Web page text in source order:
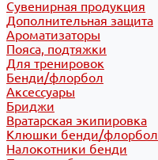
Сувенирная продукция
Дополнительная защита
Ароматизаторы
Пояса, подтяжки
Для тренировок
Бенди/флорбол
Аксессуары
Бриджи
Вратарская экипировка
Клюшки бенди/флорбол
Налокотники бенди